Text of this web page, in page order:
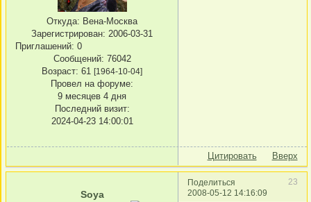
Откуда: Вена-Москва
Зарегистрирован: 2006-03-31
Приглашений: 0
Сообщений: 76042
Возраст: 61 [1964-10-04]
Провел на форуме:
9 месяцев 4 дня
Последний визит:
2024-04-23 14:00:01
Цитировать Вверх
Поделиться
23
2008-05-12 14:16:09
Soya